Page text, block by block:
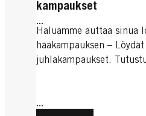
kampaukset
...
Haluamme auttaa sinua
hääkampauksen –
juhlakampaukset.
...